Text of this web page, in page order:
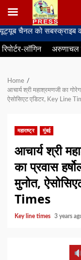
Skip
to
content
को सबस्क्राइब करें,
रिपोर्टर-लॉगिन अरुणाचल
Home
आचार्य श्री महाश्रमणजी का
ऐसोसिएट एडिटर, Key Line
महाराष्ट्र मुंबई
आचार्य श्री
का प्रवास
मुनोत,
Times
Key line times 3 years